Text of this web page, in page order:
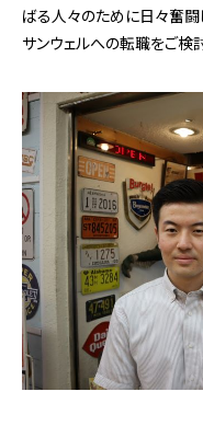
ばる人々のために日々奮闘
サンウェルへの転職をご検